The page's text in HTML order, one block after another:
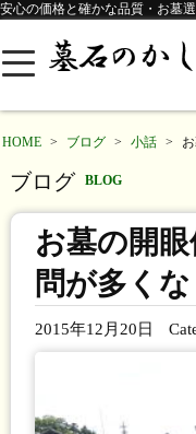
安心の価格と確かな品質・お墓
HOME > ブログ > 小話 >
ブログ BLOG
お墓の開
問が多くな
2015年12月20日